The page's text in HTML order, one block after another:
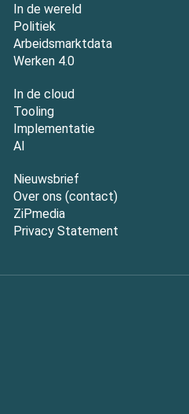
In de wereld
Politiek
Arbeidsmarktdata
Werken 4.0
In de cloud
Tooling
Implementatie
AI
Nieuwsbrief
Over ons (contact)
ZiPmedia
Privacy Statement